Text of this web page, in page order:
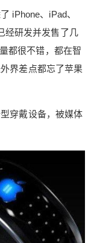
iPhone、iPad、
经研发并发售了几
都很不错，都在智
界差点都忘了苹果
穿戴设备，被媒体
多，更多的时
下，这种使用
公司如果这能
一款爆品。 这
指内部置有I
一个能够时刻
进行支付的
纹识别功能，
也会变的更加
比手环，我
门跑步不是
价格问题，暂
，如果有新消